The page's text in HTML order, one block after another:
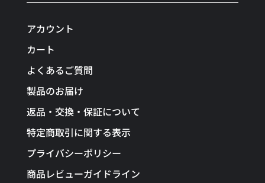
アカウント
カート
よくあるご質問
製品のお届け
返品・交換・保証について
特定商取引に関する表示
プライバシーポリシー
商品レビューガイドライン